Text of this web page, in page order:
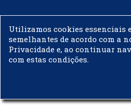
Utilizamos cookies essenciais
semelhantes de acordo com a
Privacidade e, ao continuar
com estas condições.